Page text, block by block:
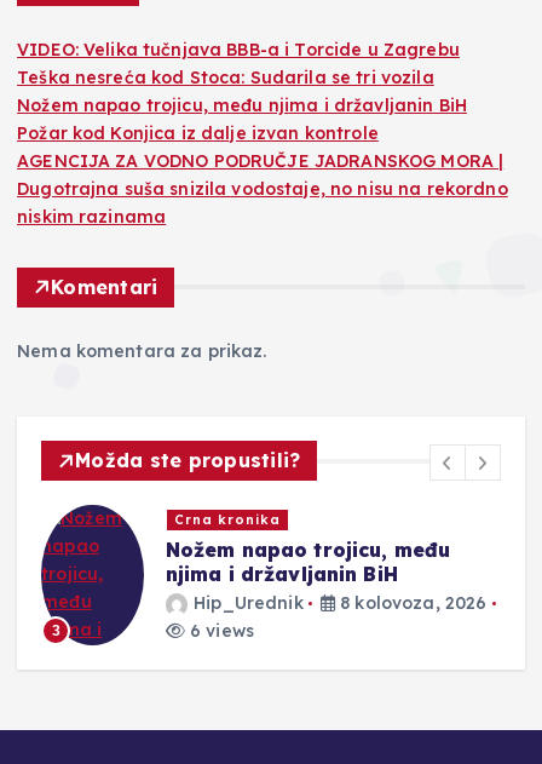
VIDEO: Velika tučnjava BBB-a i Torcide u Zagrebu
Teška nesreća kod Stoca: Sudarila se tri vozila
Nožem napao trojicu, među njima i državljanin BiH
Požar kod Konjica iz dalje izvan kontrole
AGENCIJA ZA VODNO PODRUČJE JADRANSKOG MORA |
Dugotrajna suša snizila vodostaje, no nisu na rekordno
niskim razinama
Komentari
Nema komentara za prikaz.
Možda ste propustili?
među
2026
4
Požar kod Konjica iz
kontrole
Hip_Urednik
8